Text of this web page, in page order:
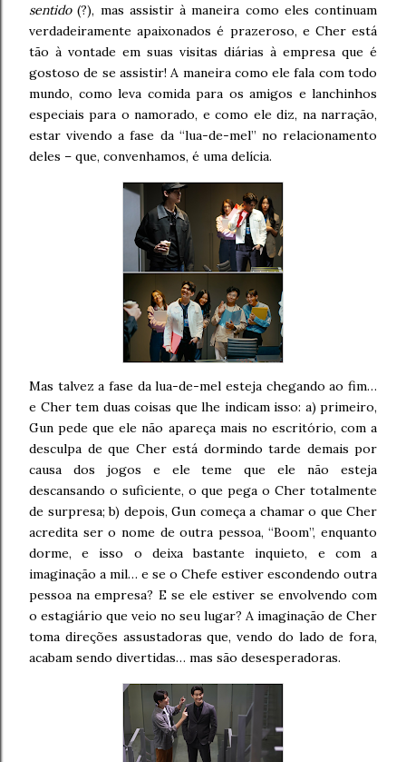
sentido(?), mas assistir à maneira como eles continuam
verdadeiramente apaixonados é prazeroso, e Cher está
tão à vontade em suas visitas diárias à empresa que é
gostoso de se assistir! A maneira como ele fala com todo
mundo, como leva comida para os amigos e lanchinhos
especiais para o namorado, e como ele diz, na narração,
estar vivendo a fase da “lua-de-mel” no relacionamento
deles – que, convenhamos, é uma delícia.
Mas talvez a fase da lua-de-mel esteja chegando ao fim…
e Cher tem duas coisas que lhe indicam isso: a) primeiro,
Gun pede que ele não apareça mais no escritório, com a
desculpa de que Cher está dormindo tarde demais por
causa dos jogos e ele teme que ele não esteja
descansando o suficiente, o que pega o Cher totalmente
de surpresa; b) depois, Gun começa a chamar o que Cher
acredita ser o nome de outra pessoa, “Boom”, enquanto
dorme, e isso o deixa bastante inquieto, e com a
imaginação a mil… e se o Chefe estiver escondendo outra
pessoa na empresa? E se ele estiver se envolvendo com
o estagiário que veio no seu lugar? A imaginação de Cher
toma direções assustadoras que, vendo do lado de fora,
acabam sendo divertidas… mas são desesperadoras.